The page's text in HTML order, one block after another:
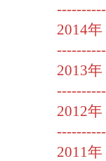
2014年
2013年
2012年
2011年